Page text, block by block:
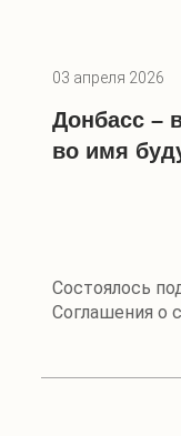
03 апреля 2026
Донбасс –
во имя
Состоялось
Соглашения о